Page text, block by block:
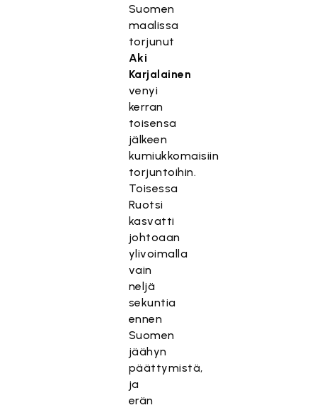
Suomen
maalissa
torjunut
Aki
Karjalainen
venyi
kerran
toisensa
jälkeen
kumiukkomaisiin
torjuntoihin.
Toisessa
Ruotsi
kasvatti
johtoaan
ylivoimalla
vain
neljä
sekuntia
ennen
Suomen
jäähyn
päättymistä,
ja
erän